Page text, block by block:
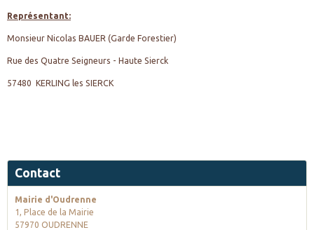
Représentant:
Monsieur Nicolas BAUER (Garde Forestier)
Rue des Quatre Seigneurs - Haute Sierck
57480 KERLING les SIERCK
Contact
Mairie d'Oudrenne
1, Place de la Mairie
57970 OUDRENNE